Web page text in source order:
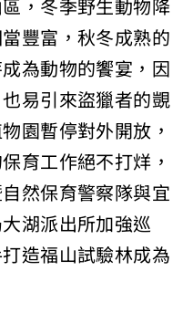
豐富，秋冬成熟的
為動物的饗宴，因
易引來盜獵者的覬
園暫停對外開放，
育工作絕不打烊，
然保育警察隊與宜
湖派出所加強巡
造福山試驗林成為